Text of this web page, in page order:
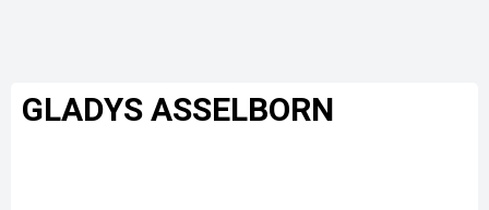
GLADYS ASSELBORN